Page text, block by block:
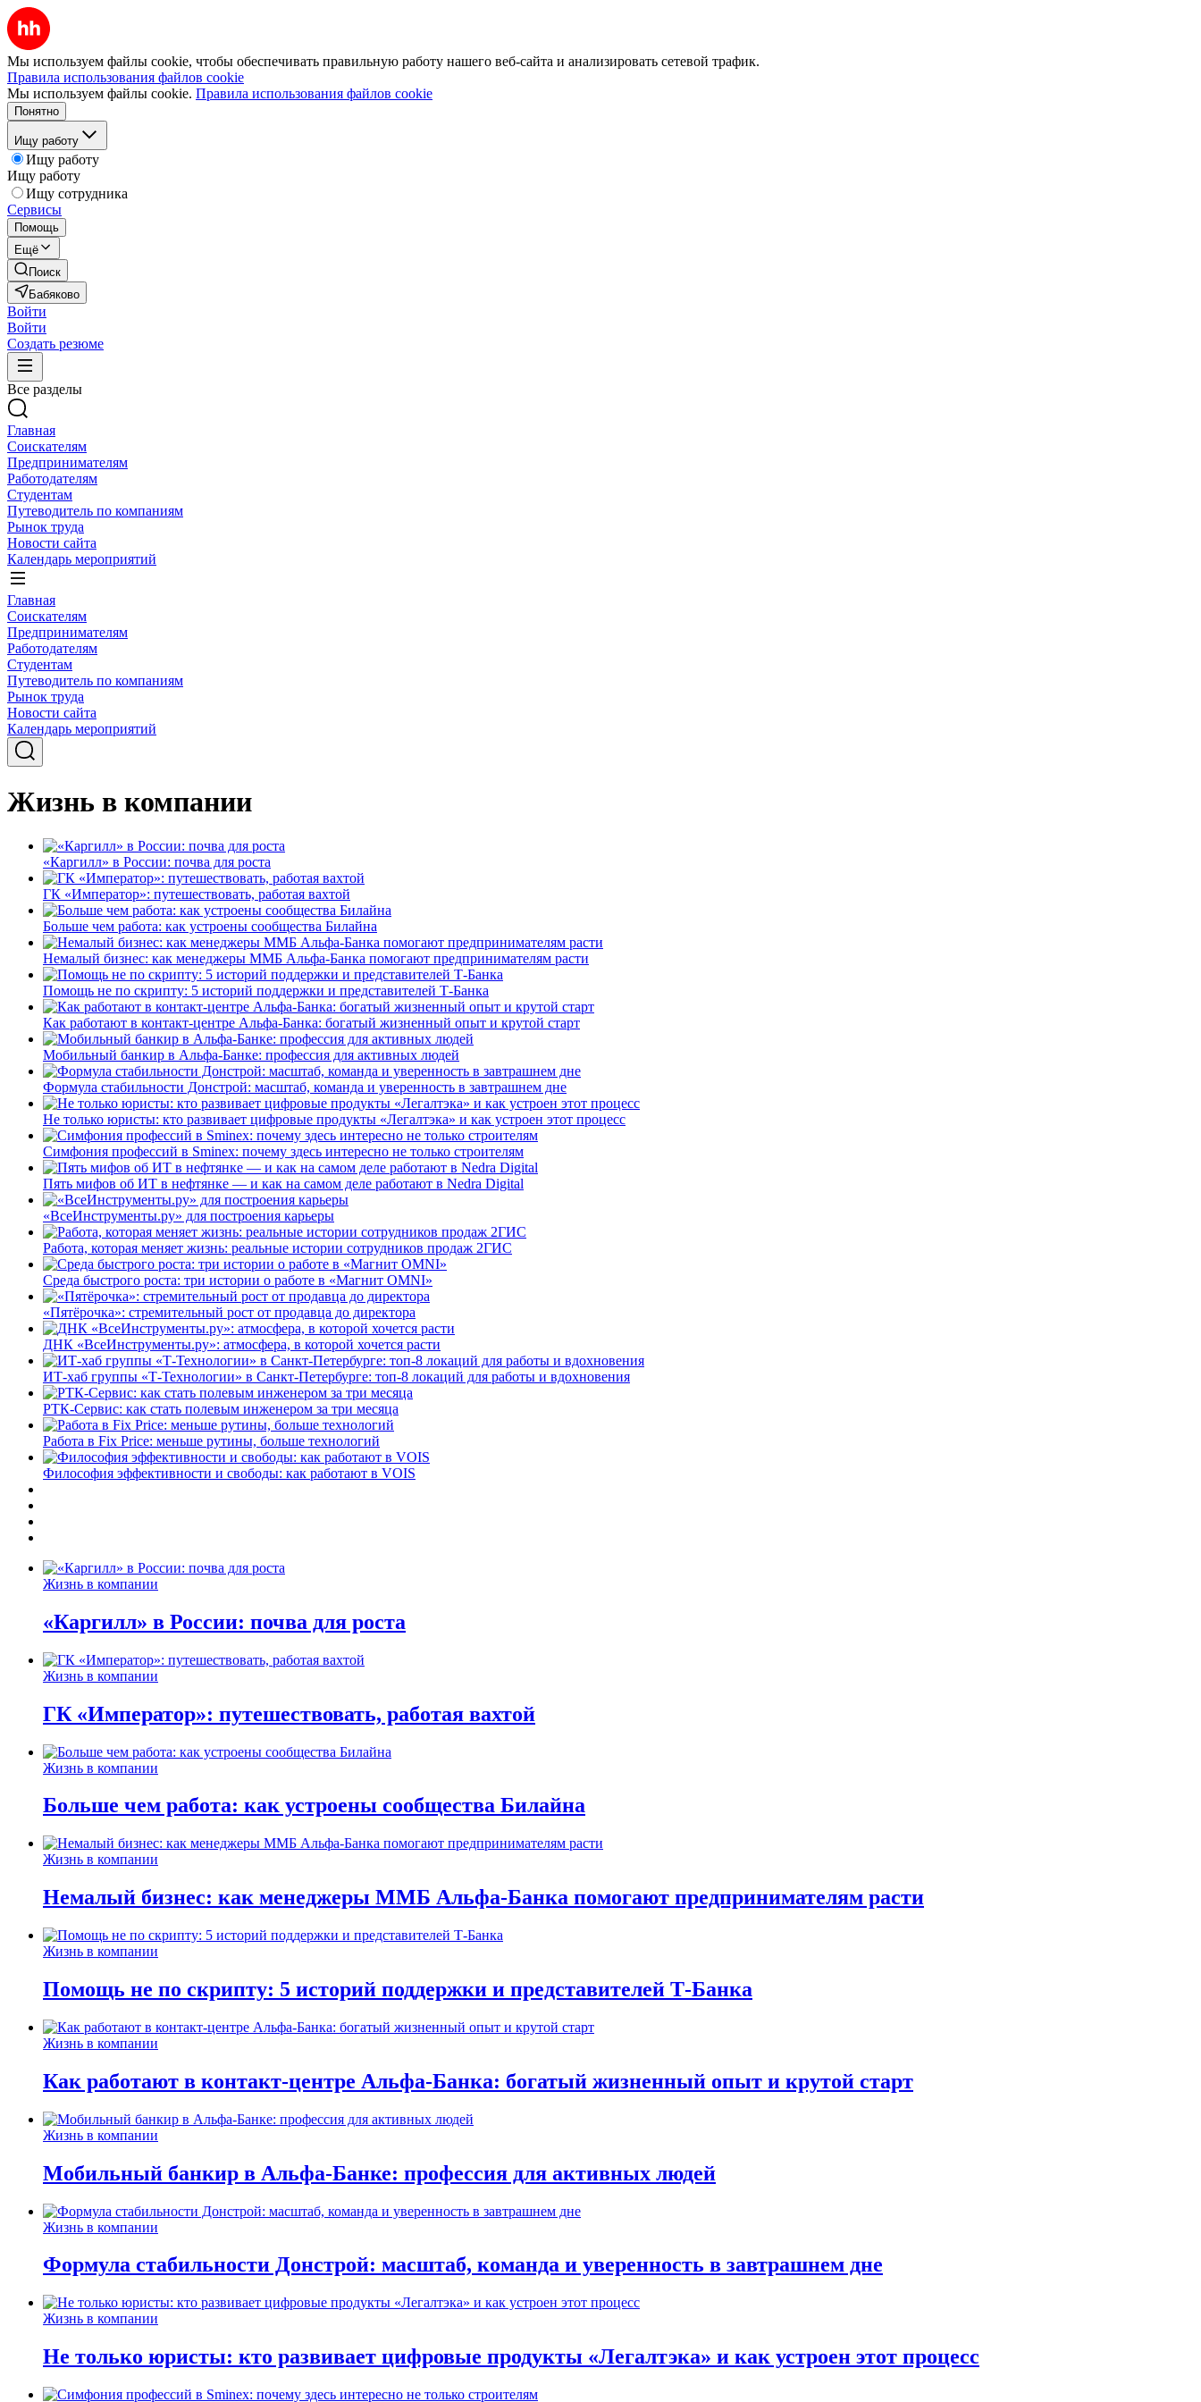
Мы используем файлы cookie, чтобы обеспечивать правильную работу нашего веб-сайта и анализировать сетевой трафик.
Правила использования файлов cookie
Мы используем файлы cookie. Правила использования файлов cookie
Понятно
Ищу работу
Ищу работу
Ищу работу
Ищу сотрудника
Сервисы
Помощь
Ещё
Поиск
Бабяково
Войти
Войти
Создать резюме
Все разделы
Главная
Соискателям
Предпринимателям
Работодателям
Студентам
Путеводитель по компаниям
Рынок труда
Новости сайта
Календарь мероприятий
Главная
Соискателям
Предпринимателям
Работодателям
Студентам
Путеводитель по компаниям
Рынок труда
Новости сайта
Календарь мероприятий
Жизнь в компании
«Каргилл» в России: почва для роста
ГК «Император»: путешествовать, работая вахтой
Больше чем работа: как устроены сообщества Билайна
Немалый бизнес: как менеджеры ММБ Альфа-Банка помогают предпринимателям расти
Помощь не по скрипту: 5 историй поддержки и представителей Т-Банка
Как работают в контакт-центре Альфа-Банка: богатый жизненный опыт и крутой старт
Мобильный банкир в Альфа-Банке: профессия для активных людей
Формула стабильности Донстрой: масштаб, команда и уверенность в завтрашнем дне
Не только юристы: кто развивает цифровые продукты «Легалтэка» и как устроен этот процесс
Симфония профессий в Sminex: почему здесь интересно не только строителям
Пять мифов об ИТ в нефтянке — и как на самом деле работают в Nedra Digital
«ВсеИнструменты.ру» для построения карьеры
Работа, которая меняет жизнь: реальные истории сотрудников продаж 2ГИС
Среда быстрого роста: три истории о работе в «Магнит OMNI»
«Пятёрочка»: стремительный рост от продавца до директора
ДНК «ВсеИнструменты.ру»: атмосфера, в которой хочется расти
ИТ-хаб группы «Т-Технологии» в Санкт-Петербурге: топ-8 локаций для работы и вдохновения
РТК-Сервис: как стать полевым инженером за три месяца
Работа в Fix Price: меньше рутины, больше технологий
Философия эффективности и свободы: как работают в VOIS
Жизнь в компании
«Каргилл» в России: почва для роста
Жизнь в компании
ГК «Император»: путешествовать, работая вахтой
Жизнь в компании
Больше чем работа: как устроены сообщества Билайна
Жизнь в компании
Немалый бизнес: как менеджеры ММБ Альфа-Банка помогают предпринимателям расти
Жизнь в компании
Помощь не по скрипту: 5 историй поддержки и представителей Т-Банка
Жизнь в компании
Как работают в контакт-центре Альфа-Банка: богатый жизненный опыт и крутой старт
Жизнь в компании
Мобильный банкир в Альфа-Банке: профессия для активных людей
Жизнь в компании
Формула стабильности Донстрой: масштаб, команда и уверенность в завтрашнем дне
Жизнь в компании
Не только юристы: кто развивает цифровые продукты «Легалтэка» и как устроен этот процесс